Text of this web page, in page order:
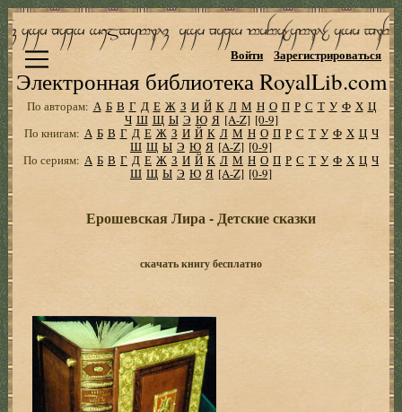
Электронная библиотека RoyalLib.com
Войти Зарегистрироваться
По авторам: А Б В Г Д Е Ж З И Й К Л М Н О П Р С Т У Ф Х Ц
Ч Ш Щ Ы Э Ю Я [A-Z] [0-9]
По книгам: А Б В Г Д Е Ж З И Й К Л М Н О П Р С Т У Ф Х Ц Ч
Ш Щ Ы Э Ю Я [A-Z] [0-9]
По сериям: А Б В Г Д Е Ж З И Й К Л М Н О П Р С Т У Ф Х Ц Ч
Ш Щ Ы Э Ю Я [A-Z] [0-9]
Ерошевская Лира - Детские сказки
скачать книгу бесплатно